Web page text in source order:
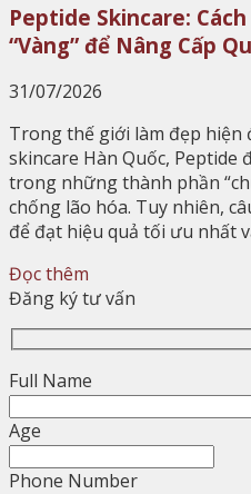
Peptide Skincare:
“Vàng” để Nâng Cấp
31/07/2026
Trong thế giới làm đẹp hiện
skincare Hàn Quốc, Peptide
trong những thành phần
chống lão hóa. Tuy nhiên,
để đạt hiệu quả tối ưu nhất
Đọc thêm
Đăng ký tư vấn
Full Name
Age
Phone Number